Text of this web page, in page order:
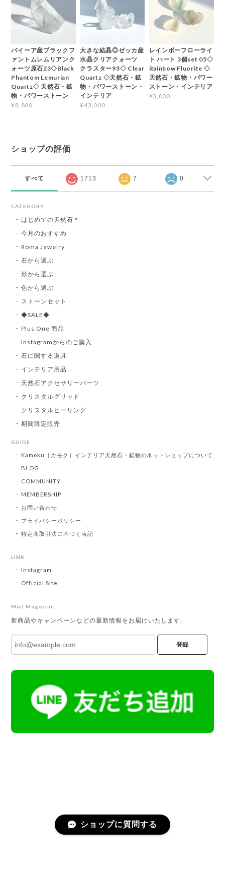
バイーア産ブラックフ
ァントムレムリアンク
ォーツ原石23◇Black
Phantom Lemurian
Quartz◇ 天然石・鉱
物・パワーストーン
¥8,800
大きな結晶◎ゼッカ産
水晶クリアクォーツ
クラスター93◇ Clear
Quartz ◇天然石・鉱
物・パワーストーン・
インテリア
¥43,000
レインボーフローライ
ト ハート 3個set 05◇
Rainbow Fluorite ◇
天然石・鉱物・パワー
ストーン・インテリア
¥3,000
ショップの評価
すべて 1713 7 0
CATEGORY
はじめての天然石＊
今月のおすすめ
Roma Jewelry
石から選ぶ
形から選ぶ
色から選ぶ
ストーンセット
◆SALE◆
Plus One 商品
Instagramからのご購入
石に関する道具
インテリア用品
天然石アクセサリーパーツ
クリスタルグリッド
クリスタルヒーリング
期間限定販売
GUIDE
Kamoku［カモク］インテリア天然石・鉱物のネットショップについて
BLOG
COMMUNITY
MEMBERSHIP
お問い合わせ
プライバシーポリシー
特定商取引法に基づく表記
LINK
Instagram
Official Site
Mail Magazine
新商品やキャンペーンなどの最新情報をお届けいたします。
登録
ショップに質問する